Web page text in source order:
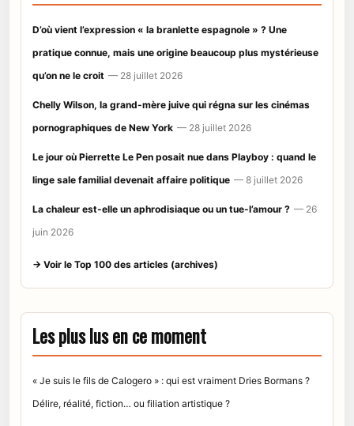
D’où vient l’expression « la branlette espagnole » ? Une
pratique connue, mais une origine beaucoup plus mystérieuse
qu’on ne le croit — 28 juillet 2026
Chelly Wilson, la grand-mère juive qui régna sur les cinémas
pornographiques de New York — 28 juillet 2026
Le jour où Pierrette Le Pen posait nue dans Playboy : quand le
linge sale familial devenait affaire politique — 8 juillet 2026
La chaleur est-elle un aphrodisiaque ou un tue-l’amour ? — 26
juin 2026
→ Voir le Top 100 des articles (archives)
Les plus lus en ce moment
« Je suis le fils de Calogero » : qui est vraiment Dries Bormans ?
Délire, réalité, fiction… ou filiation artistique ?